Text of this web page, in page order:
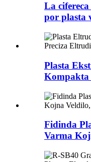
La
por plasta
Plasta
Kompakta
Fidinda
Varma